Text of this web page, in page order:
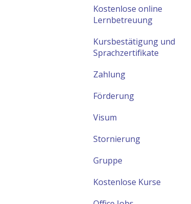
Kostenlose online
Lernbetreuung
Kursbestätigung und
Sprachzertifikate
telc Prüfungen
ÖSD Prüfungen (nur in
Zahlung
Förderung
Visum
Stornierung
Gruppe
Kostenlose Kurse